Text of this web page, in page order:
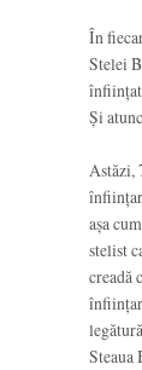
În
Stelei
înființat
Și
Astăzi,
așa
stelist
creadă
Steaua